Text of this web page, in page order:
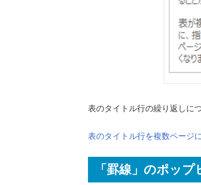
表のタイトル行の繰り返しに
表のタイトル行を複数ページ
「罫線」のポップ